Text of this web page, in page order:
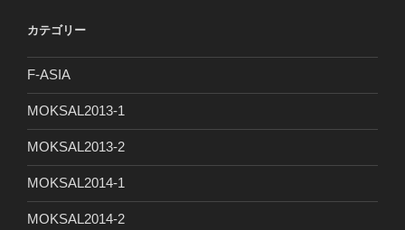
カテゴリー
F-ASIA
MOKSAL2013-1
MOKSAL2013-2
MOKSAL2014-1
MOKSAL2014-2